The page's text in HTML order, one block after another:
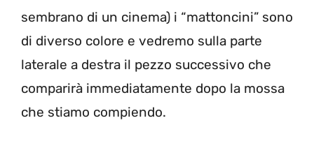
sembrano di un cinema) i “mattoncini” sono
di diverso colore e vedremo sulla parte
laterale a destra il pezzo successivo che
comparirà immediatamente dopo la mossa
che stiamo compiendo.